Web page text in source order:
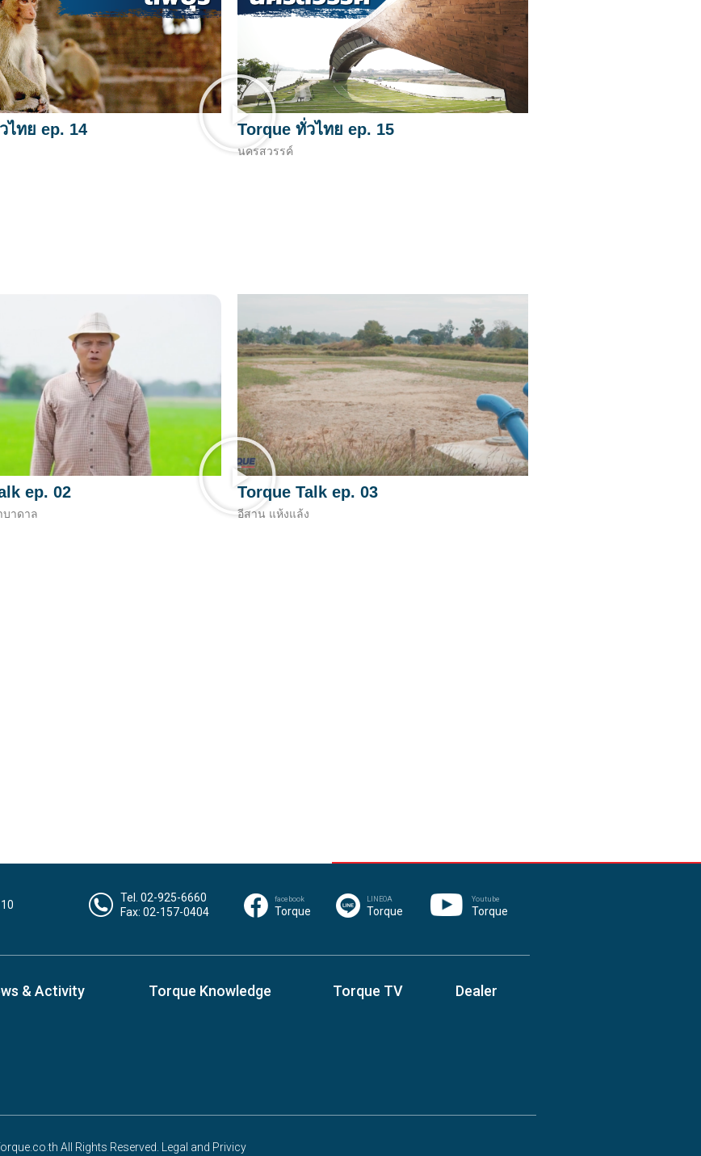
ไทย ep. 14 Torque ทั่วไทย ep. 15
นครสวรรค์
ep. 02
บาดาล
Torque Talk ep. 03
อีสาน แห้งแล้ง
Tel. 02-925-6660
Fax: 02-157-0404
facebook
Torque
LINEOA
Torque
Youtube
Torque
& Activity Torque Knowledge Torque TV Dealer
All Rights Reserved. Legal and Privicy